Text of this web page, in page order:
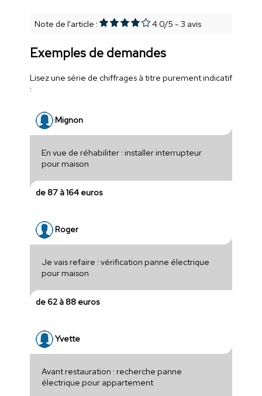
Note de l'article : 4.0/5 - 3 avis
Exemples de demandes
Lisez une série de chiffrages à titre purement indicatif
:
Mignon
En vue de réhabiliter : installer interrupteur
pour maison
de 87 à 164 euros
Roger
Je vais refaire : vérification panne électrique
pour maison
de 62 à 88 euros
Yvette
Avant restauration : recherche panne
électrique pour appartement